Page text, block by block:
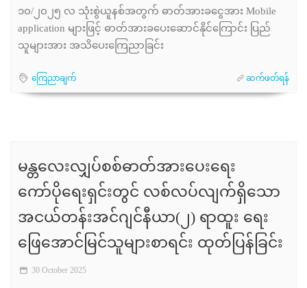
၁၀/၂၀၂၅ လ သုံးစွဲယူနစ်အတွက် ဓာတ်အားခငွေအား Mobile
application များဖြင့် ဓာတ်အားခပေးဆောင်နိုင်ကြောင်း ပြည်
သူများအား အသိပေးကြေညာခြင်း
ကြေညာချက် ဆက်ဖတ်ရန်
မန္တလေးလျှပ်စစ်ဓာတ်အားပေးရေး
ကော်ပိုရေးရှင်းတွင် လစ်လပ်လျက်ရှိသော
အငယ်တန်းအင်ဂျင်နီယာ(၂) ရာထူး ရေး
ဖြေအောင်မြင်သူများစာရင်း ထုတ်ပြန်ခြင်း
30 October 2025